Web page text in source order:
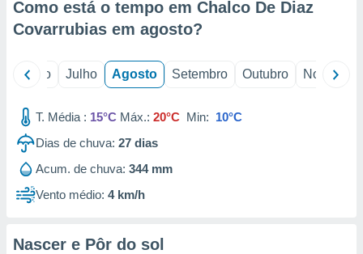
estudos
1199
Como está o tempo em Chalco De Diaz
Covarrubias em agosto?
Junho Julho Agosto Setembro Outubro Novembro
T. Média : 15°C Máx.: 20°C Min: 10°C
Dias de chuva: 27 dias
Acum. de chuva: 344 mm
Vento médio: 4 km/h
Nascer e Pôr do sol